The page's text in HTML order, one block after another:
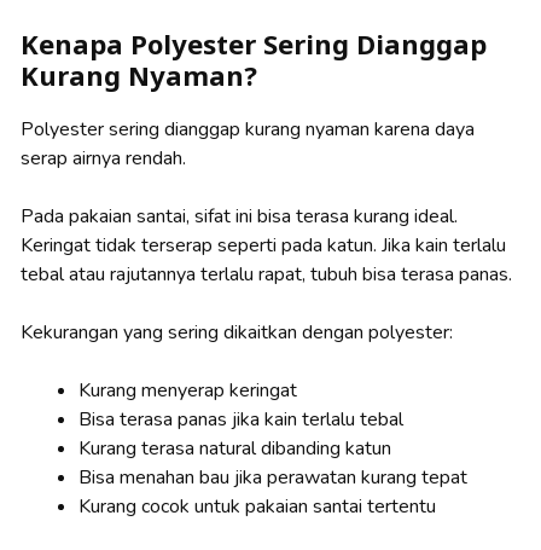
Kenapa Polyester Sering Dianggap
Kurang Nyaman?
Polyester sering dianggap kurang nyaman karena daya
serap airnya rendah.
Pada pakaian santai, sifat ini bisa terasa kurang ideal.
Keringat tidak terserap seperti pada katun. Jika kain terlalu
tebal atau rajutannya terlalu rapat, tubuh bisa terasa panas.
Kekurangan yang sering dikaitkan dengan polyester:
Kurang menyerap keringat
Bisa terasa panas jika kain terlalu tebal
Kurang terasa natural dibanding katun
Bisa menahan bau jika perawatan kurang tepat
Kurang cocok untuk pakaian santai tertentu